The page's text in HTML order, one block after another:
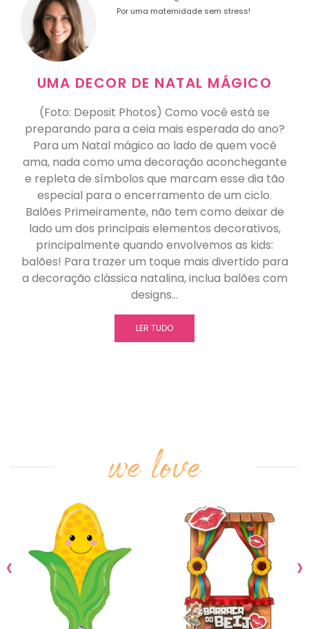
Por uma maternidade sem stress!
UMA DECOR DE NATAL MÁGICO
(Foto: Deposit Photos) Como você está se
preparando para a ceia mais esperada do ano?
Para um Natal mágico ao lado de quem você
ama, nada como uma decoração aconchegante
e repleta de símbolos que marcam esse dia tão
especial para o encerramento de um ciclo.
Balões Primeiramente, não tem como deixar de
lado um dos principais elementos decorativos,
principalmente quando envolvemos as kids:
balões! Para trazer um toque mais divertido para
a decoração clássica natalina, inclua balões com
designs…
LER TUDO
we love
‹ ›